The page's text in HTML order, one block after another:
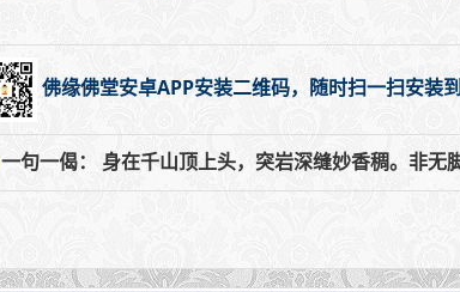
佛缘佛堂安卓APP安装二维码，随时扫一扫安装
一句一偈： 身在千山顶上头，突岩深缝妙香稠。非